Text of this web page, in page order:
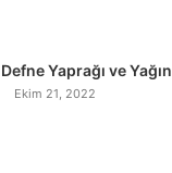
Defne Yaprağı ve
Ekim 21, 2022